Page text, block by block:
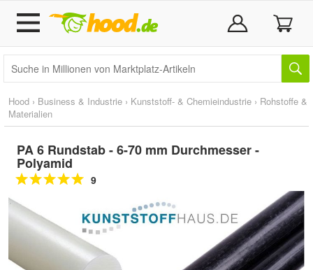
Hood › Business & Industrie › Kunststoff- & Chemieindustrie › Rohstoffe &
Materialien
PA 6 Rundstab - 6-70 mm Durchmesser -
Polyamid
9